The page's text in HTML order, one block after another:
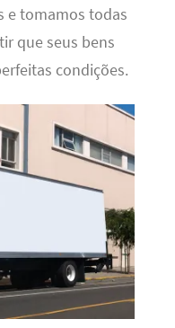
e tomamos todas
que seus bens
condições.